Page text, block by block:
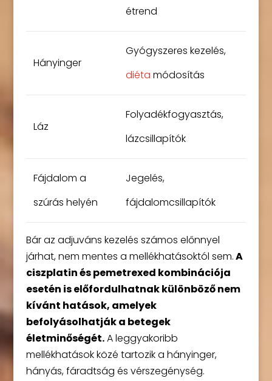
étrend
Hányinger
Gyógyszeres kezelés,
diéta módosítás
Láz
Folyadékfogyasztás,
lázcsillapítók
Fájdalom a
szúrás helyén
Jegelés,
fájdalomcsillapítók
Bár az adjuváns kezelés számos előnnyel
járhat, nem mentes a mellékhatásoktól sem.A
ciszplatin és pemetrexed kombinációja
esetén is előfordulhatnak különböző nem
kívánt hatások, amelyek
befolyásolhatják a betegek
életminőségét.A leggyakoribb
mellékhatások közé tartozik a hányinger,
hányás, fáradtság és vérszegénység.